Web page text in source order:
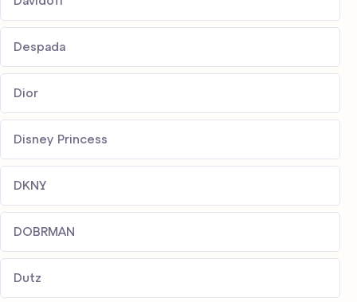
Despada
Dior
Disney Princess
DKNY
DOBRMAN
Dutz